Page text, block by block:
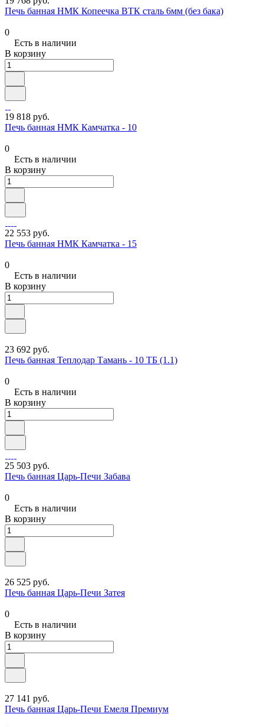
Печь банная НМК Копеечка ВТК сталь 6мм (без бака)
0
Есть в наличии
В корзину
19 818 руб.
Печь банная НМК Камчатка - 10
0
Есть в наличии
В корзину
22 553 руб.
Печь банная НМК Камчатка - 15
0
Есть в наличии
В корзину
23 692 руб.
Печь банная Теплодар Тамань - 10 ТБ (1.1)
0
Есть в наличии
В корзину
25 503 руб.
Печь банная Царь-Печи Забава
0
Есть в наличии
В корзину
26 525 руб.
Печь банная Царь-Печи Затея
0
Есть в наличии
В корзину
27 141 руб.
Печь банная Царь-Печи Емеля Премиум